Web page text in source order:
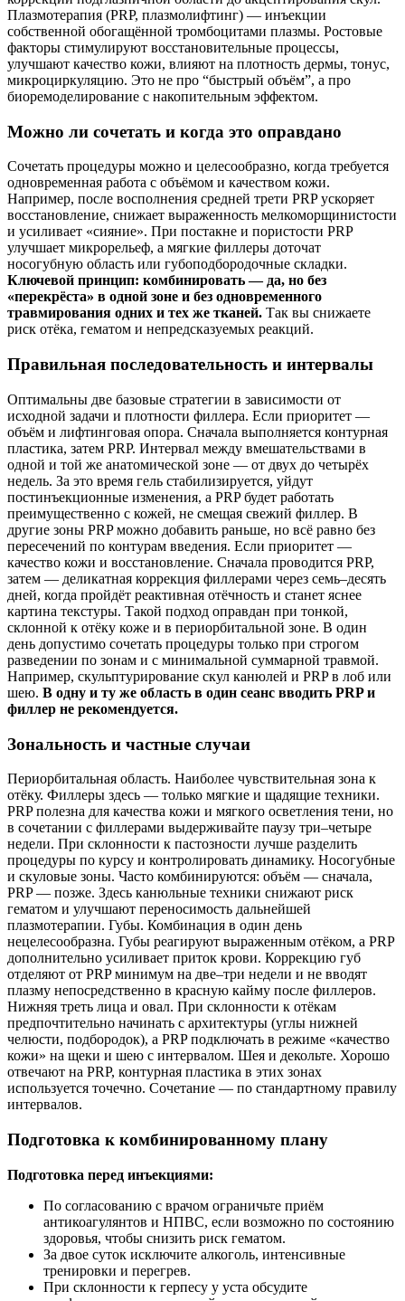
Плазмотерапия (PRP, плазмолифтинг) — инъекции
собственной обогащённой тромбоцитами плазмы. Ростовые
факторы стимулируют восстановительные процессы,
улучшают качество кожи, влияют на плотность дермы, тонус,
микроциркуляцию. Это не про “быстрый объём”, а про
биоремоделирование с накопительным эффектом.
Можно ли сочетать и когда это оправдано
Сочетать процедуры можно и целесообразно, когда требуется
одновременная работа с объёмом и качеством кожи.
Например, после восполнения средней трети PRP ускоряет
восстановление, снижает выраженность мелкоморщинистости
и усиливает «сияние». При постакне и пористости PRP
улучшает микрорельеф, а мягкие филлеры доточат
носогубную область или губоподбородочные складки.
Ключевой принцип: комбинировать — да, но без
«перекрёста» в одной зоне и без одновременного
травмирования одних и тех же тканей. Так вы снижаете
риск отёка, гематом и непредсказуемых реакций.
Правильная последовательность и интервалы
Оптимальны две базовые стратегии в зависимости от
исходной задачи и плотности филлера. Если приоритет —
объём и лифтинговая опора. Сначала выполняется контурная
пластика, затем PRP. Интервал между вмешательствами в
одной и той же анатомической зоне — от двух до четырёх
недель. За это время гель стабилизируется, уйдут
постинъекционные изменения, а PRP будет работать
преимущественно с кожей, не смещая свежий филлер. В
другие зоны PRP можно добавить раньше, но всё равно без
пересечений по контурам введения. Если приоритет —
качество кожи и восстановление. Сначала проводится PRP,
затем — деликатная коррекция филлерами через семь–десять
дней, когда пройдёт реактивная отёчность и станет яснее
картина текстуры. Такой подход оправдан при тонкой,
склонной к отёку коже и в периорбитальной зоне. В один
день допустимо сочетать процедуры только при строгом
разведении по зонам и с минимальной суммарной травмой.
Например, скульптурирование скул канюлей и PRP в лоб или
шею. В одну и ту же область в один сеанс вводить PRP и
филлер не рекомендуется.
Зональность и частные случаи
Периорбитальная область. Наиболее чувствительная зона к
отёку. Филлеры здесь — только мягкие и щадящие техники.
PRP полезна для качества кожи и мягкого осветления тени, но
в сочетании с филлерами выдерживайте паузу три–четыре
недели. При склонности к пастозности лучше разделить
процедуры по курсу и контролировать динамику. Носогубные
и скуловые зоны. Часто комбинируются: объём — сначала,
PRP — позже. Здесь канюльные техники снижают риск
гематом и улучшают переносимость дальнейшей
плазмотерапии. Губы. Комбинация в один день
нецелесообразна. Губы реагируют выраженным отёком, а PRP
дополнительно усиливает приток крови. Коррекцию губ
отделяют от PRP минимум на две–три недели и не вводят
плазму непосредственно в красную кайму после филлеров.
Нижняя треть лица и овал. При склонности к отёкам
предпочтительно начинать с архитектуры (углы нижней
челюсти, подбородок), а PRP подключать в режиме «качество
кожи» на щеки и шею с интервалом. Шея и декольте. Хорошо
отвечают на PRP, контурная пластика в этих зонах
используется точечно. Сочетание — по стандартному правилу
интервалов.
Подготовка к комбинированному плану
Подготовка перед инъекциями:
По согласованию с врачом ограничьте приём
антикоагулянтов и НПВС, если возможно по состоянию
здоровья, чтобы снизить риск гематом.
За двое суток исключите алкоголь, интенсивные
тренировки и перегрев.
При склонности к герпесу у уста обсудите